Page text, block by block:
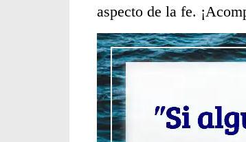
aspecto de la fe.